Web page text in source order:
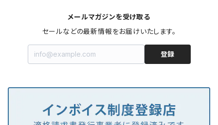
メールマガジンを受け取る
セールなどの最新情報をお届けいたします。
登録